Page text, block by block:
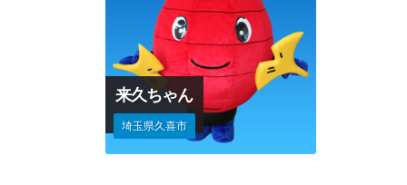
来久ちゃん
埼玉県久喜市